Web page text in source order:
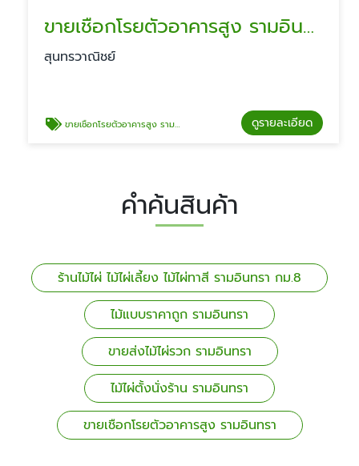
ขายเชือกโรยตัวอาคารสูง รามอินทรา
สุนทรวาณิชย์
ขายเชือกโรยตัวอาคารสูง รามอินทรา ดูรายละเอียด
คำค้นสินค้า
ร้านไม้ไผ่ ไม้ไผ่เลี้ยง ไม้ไผ่ทาสี รามอินทรา กม.8
ไม้แบบราคาถูก รามอินทรา
ขายส่งไม้ไผ่รวก รามอินทรา
ไม้ไผ่ตั้งนั่งร้าน รามอินทรา
ขายเชือกโรยตัวอาคารสูง รามอินทรา